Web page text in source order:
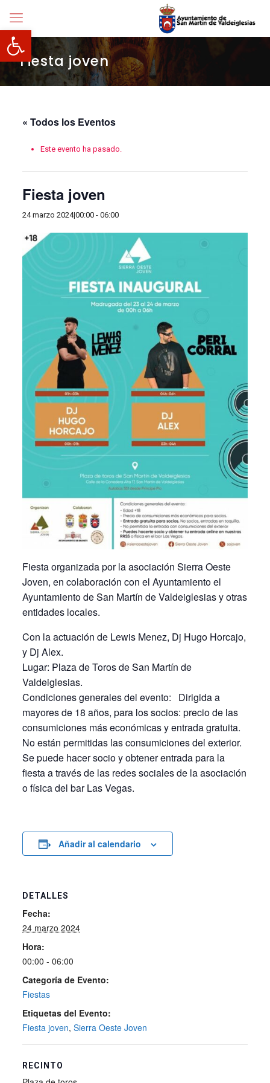
Abrir barra de herramientas
Fiesta joven
« Todos los Eventos
Este evento ha pasado.
Fiesta joven
24 marzo 2024|00:00- 06:00
Fiesta organizada por la asociación Sierra Oeste
Joven, en colaboración con el Ayuntamiento el
Ayuntamiento de San Martín de Valdeiglesias y otras
entidades locales.
Con la actuación de Lewis Menez, Dj Hugo Horcajo,
y Dj Alex.
Lugar: Plaza de Toros de San Martín de
Valdeiglesias.
Condiciones generales del evento: Dirigida a
mayores de 18 años, para los socios: precio de las
consumiciones más económicas y entrada gratuita.
No están permitidas las consumiciones del exterior.
Se puede hacer socio y obtener entrada para la
fiesta a través de las redes sociales de la asociación
o física del bar Las Vegas.
Añadir al calendario
DETALLES
Fecha:
24 marzo 2024
Hora:
00:00 - 06:00
Categoría de Evento:
Fiestas
Etiquetas del Evento:
Fiesta joven, Sierra Oeste Joven
RECINTO